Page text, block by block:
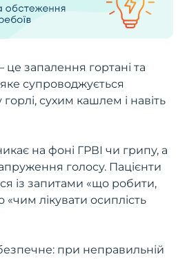
це запалення гортані та
супроводжується
сухим кашлем і навіть
на фоні ГРВІ чи грипу, а
голосу. Пацієнти
із запитами «що робити,
«чим лікувати осиплість
при неправильній